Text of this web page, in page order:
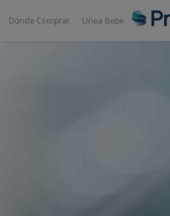
Dónde Comprar Línea Bebe